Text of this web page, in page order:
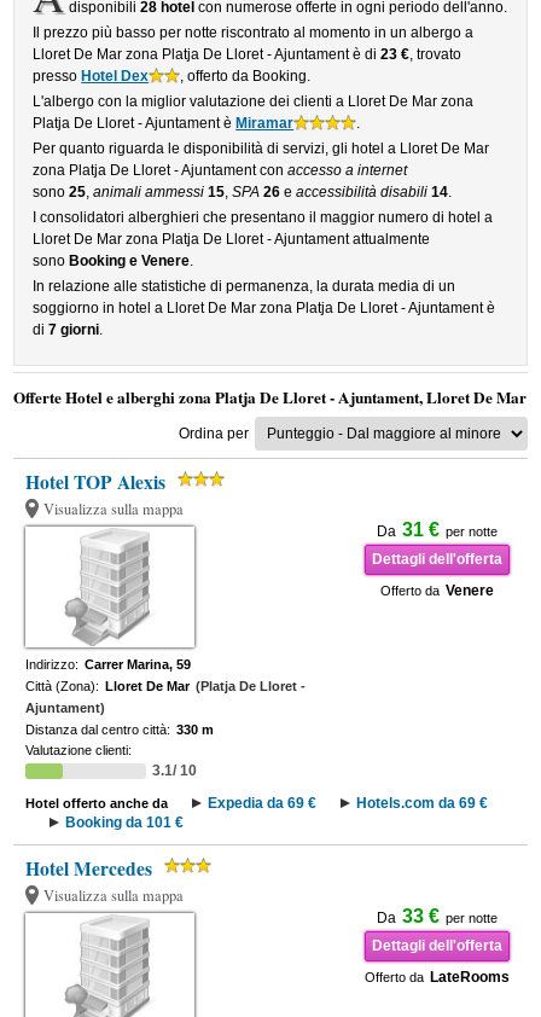
disponibili 28 hotel con numerose offerte in ogni periodo dell'anno.
Il prezzo più basso per notte riscontrato al momento in un albergo a
Lloret De Mar zona Platja De Lloret - Ajuntament è di23 €, trovato
presso Hotel Dex
, offerto da Booking.
L'albergo con la miglior valutazione dei clienti a Lloret De Mar zona
Platja De Lloret - Ajuntament è Miramar
.
Per quanto riguarda le disponibilità di servizi, gli hotel a Lloret De Mar
zona Platja De Lloret - Ajuntament conaccesso a internet
sono25,animali ammessi 15,SPA 26 eaccessibilità disabili 14.
I consolidatori alberghieri che presentano il maggior numero di hotel a
Lloret De Mar zona Platja De Lloret - Ajuntament attualmente
sono Booking e Venere.
In relazione alle statistiche di permanenza, la durata media di un
soggiorno in hotel a Lloret De Mar zona Platja De Lloret - Ajuntament è
di7 giorni.
Offerte Hotel e alberghi zona Platja De Lloret - Ajuntament, Lloret De Mar
Ordina per
Hotel TOP Alexis
Visualizza sulla mappa
Da 31 € per notte
Dettagli dell'offerta
Offerto da Venere
Indirizzo: Carrer Marina, 59
Città (Zona): Lloret De Mar (Platja De Lloret -
Ajuntament)
Distanza dal centro città: 330 m
Valutazione clienti:
3.1/ 10
Hotel offerto anche da Expedia da 69 €
Hotels.com da 69 €
Booking da 101 €
Hotel Mercedes
Visualizza sulla mappa
Da 33 € per notte
Dettagli dell'offerta
Offerto da LateRooms